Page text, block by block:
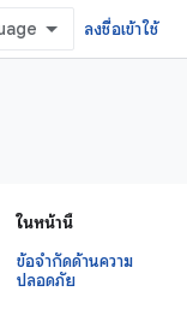
ลงชื่อเข้าใช้
ในหน้านี้
ข้อจำกัดด้านความ
ปลอดภัย